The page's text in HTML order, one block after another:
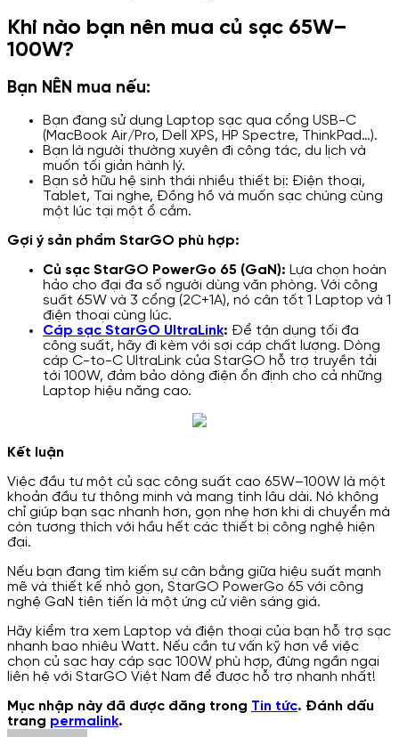
Khi nào bạn nên mua củ sạc 65W–
100W?
Bạn NÊN mua nếu:
Bạn đang sử dụng Laptop sạc qua cổng USB-C
(MacBook Air/Pro, Dell XPS, HP Spectre, ThinkPad…).
Bạn là người thường xuyên đi công tác, du lịch và
muốn tối giản hành lý.
Bạn sở hữu hệ sinh thái nhiều thiết bị: Điện thoại,
Tablet, Tai nghe, Đồng hồ và muốn sạc chúng cùng
một lúc tại một ổ cắm.
Gợi ý sản phẩm StarGO phù hợp:
Củ sạc StarGO PowerGo 65 (GaN): Lựa chọn hoàn
hảo cho đại đa số người dùng văn phòng. Với công
suất 65W và 3 cổng (2C+1A), nó cân tốt 1 Laptop và 1
điện thoại cùng lúc.
Cáp sạc StarGO UltraLink: Để tận dụng tối đa
công suất, hãy đi kèm với sợi cáp chất lượng. Dòng
cáp C-to-C UltraLink của StarGO hỗ trợ truyền tải
tới 100W, đảm bảo dòng điện ổn định cho cả những
Laptop hiệu năng cao.
Kết luận
Việc đầu tư một củ sạc công suất cao 65W–100W là một
khoản đầu tư thông minh và mang tính lâu dài. Nó không
chỉ giúp bạn sạc nhanh hơn, gọn nhẹ hơn khi di chuyển mà
còn tương thích với hầu hết các thiết bị công nghệ hiện
đại.
Nếu bạn đang tìm kiếm sự cân bằng giữa hiệu suất mạnh
mẽ và thiết kế nhỏ gọn, StarGO PowerGo 65 với công
nghệ GaN tiên tiến là một ứng cử viên sáng giá.
Hãy kiểm tra xem Laptop và điện thoại của bạn hỗ trợ sạc
nhanh bao nhiêu Watt. Nếu cần tư vấn kỹ hơn về việc
chọn củ sạc hay cáp sạc 100W phù hợp, đừng ngần ngại
liên hệ với StarGO Việt Nam để được hỗ trợ nhanh nhất!
Mục nhập này đã được đăng trong Tin tức. Đánh dấu
trang permalink.